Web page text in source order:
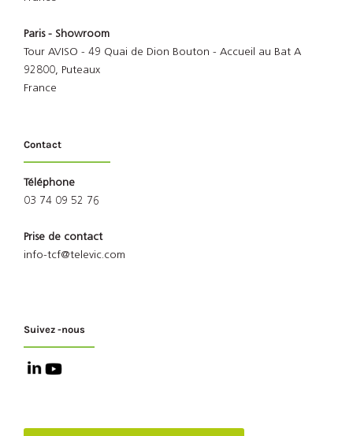
Paris - Showroom
Tour AVISO - 49 Quai de Dion Bouton - Accueil au Bat A
92800, Puteaux
France
Contact
Téléphone
03 74 09 52 76
Prise de contact
info-tcf@televic.com
Suivez -nous